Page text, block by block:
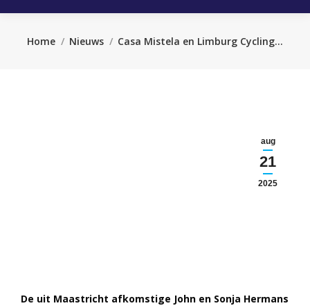
Je bent hier:
Home Nieuws Casa Mistela en Limburg Cycling…
aug
21
2025
De uit Maastricht afkomstige John en Sonja Hermans